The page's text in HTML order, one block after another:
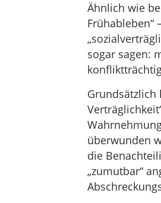
Ähnlich wie
Frühableben“
sogar sagen:
Grundsätzlich
überwunden
die
„zumutbar“